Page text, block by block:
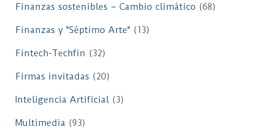
Finanzas sostenibles – Cambio climático (68)
Finanzas y "Séptimo Arte" (13)
Fintech-Techfin (32)
Firmas invitadas (20)
Inteligencia Artificial (3)
Multimedia (93)